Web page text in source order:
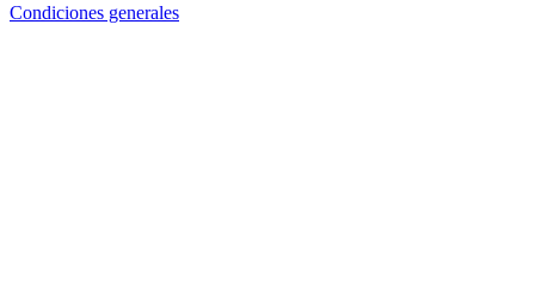
Condiciones generales